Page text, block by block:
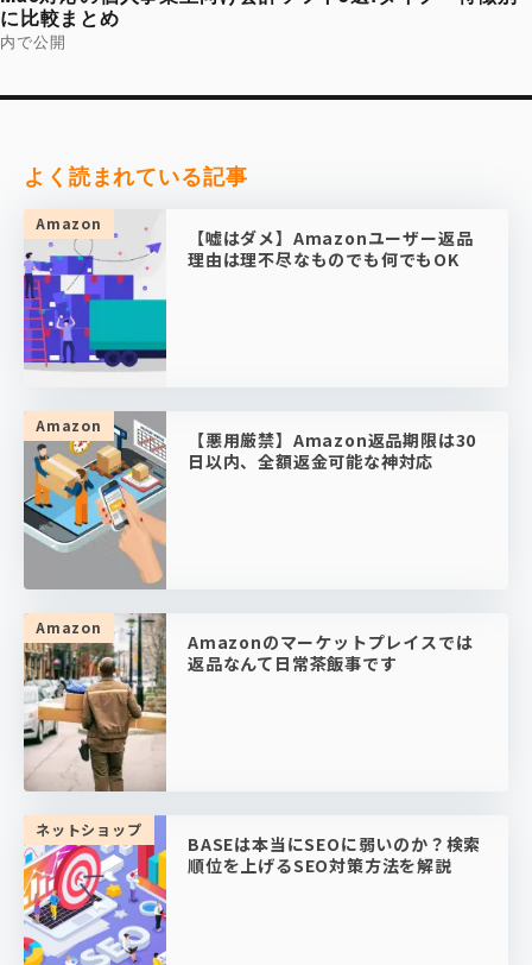
ビ
ゲ
ー
ョ
に比較まとめ
内で公開
よく読まれている記事
Amazon
【嘘はダメ】Amazonユーザー返品
理由は理不尽なものでも何でもOK
Amazon
【悪用厳禁】Amazon返品期限は30
日以内、全額返金可能な神対応
Amazon
Amazonのマーケットプレイスでは
返品なんて日常茶飯事です
ネットショップ
BASEは本当にSEOに弱いのか？検索
順位を上げるSEO対策方法を解説